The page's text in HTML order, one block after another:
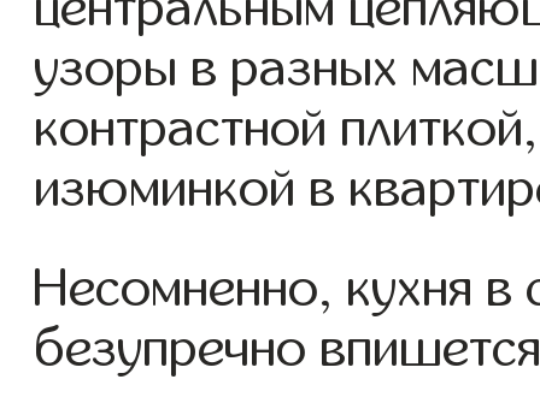
узоры в разных
контрастной
изюминкой в
Несомненно, кухня в
безупречно